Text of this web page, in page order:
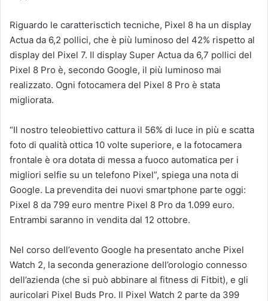
Riguardo le caratterisctich tecniche, Pixel 8 ha un display
Actua da 6,2 pollici, che è più luminoso del 42% rispetto al
display del Pixel 7. Il display Super Actua da 6,7 pollici del
Pixel 8 Pro è, secondo Google, il più luminoso mai
realizzato. Ogni fotocamera del Pixel 8 Pro è stata
migliorata.
“Il nostro teleobiettivo cattura il 56% di luce in più e scatta
foto di qualità ottica 10 volte superiore, e la fotocamera
frontale è ora dotata di messa a fuoco automatica per i
migliori selfie su un telefono Pixel”, spiega una nota di
Google. La prevendita dei nuovi smartphone parte oggi:
Pixel 8 da 799 euro mentre Pixel 8 Pro da 1.099 euro.
Entrambi saranno in vendita dal 12 ottobre.
Nel corso dell’evento Google ha presentato anche Pixel
Watch 2, la seconda generazione dell’orologio connesso
dell’azienda (che si può abbinare al fitness di Fitbit), e gli
auricolari Pixel Buds Pro. Il Pixel Watch 2 parte da 399